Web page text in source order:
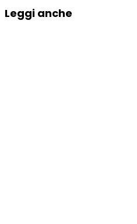
Leggi anche